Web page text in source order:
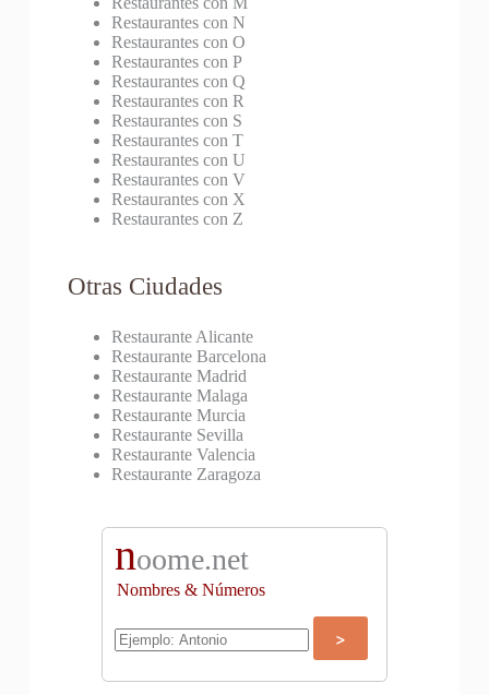
Restaurantes con N
Restaurantes con O
Restaurantes con P
Restaurantes con Q
Restaurantes con R
Restaurantes con S
Restaurantes con T
Restaurantes con U
Restaurantes con V
Restaurantes con X
Restaurantes con Z
Otras Ciudades
Restaurante Alicante
Restaurante Barcelona
Restaurante Madrid
Restaurante Malaga
Restaurante Murcia
Restaurante Sevilla
Restaurante Valencia
Restaurante Zaragoza
noome.net
Nombres & Números